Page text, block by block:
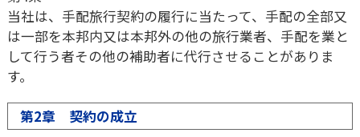
当社は、手配旅行契約の履行に当たって、手配の全部又
は一部を本邦内又は本邦外の他の旅行業者、手配を業と
して行う者その他の補助者に代行させることがありま
す。
第2章 契約の成立